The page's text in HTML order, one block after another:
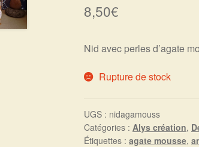
8,50€
Nid avec perles d’agate
Rupture de stock
UGS : nidagamouss
Catégories :Alys création,
Étiquettes :agate mousse,